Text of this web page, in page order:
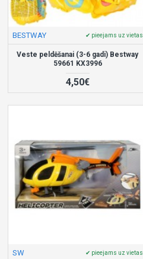
BESTWAY ✔ pieejams uz vietas
Veste peldēšanai (3-6 gadi) Bestway
59661 KX3996
4,50€
SW ✔ pieejams uz vietas